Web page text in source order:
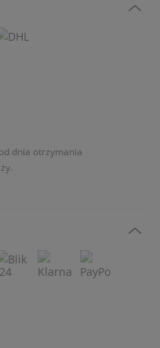
dnia otrzymania